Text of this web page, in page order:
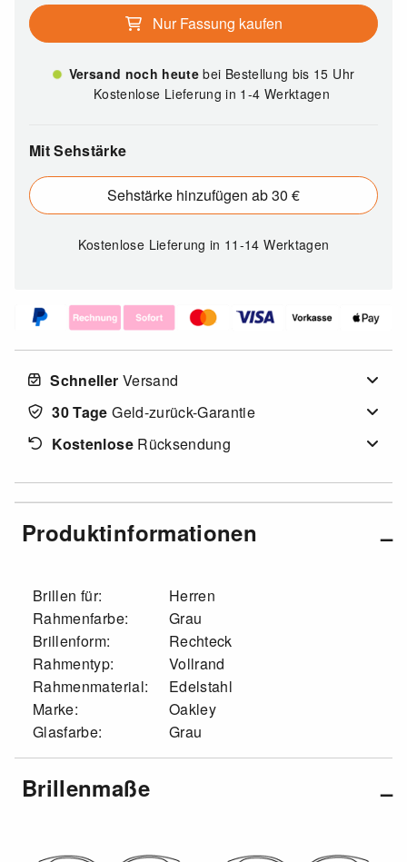
Nur Fassung kaufen
Versand noch heutebei Bestellung bis 15 Uhr
Kostenlose Lieferung in 1-4 Werktagen
Mit Sehstärke
Sehstärke hinzufügen ab 30 €
Kostenlose Lieferungin 11-14 Werktagen
Schneller Versand
30 Tage Geld-zurück-Garantie
KostenloseRücksendung
Produktinformationen
Brillen für:
Herren
Rahmenfarbe:
Grau
Brillenform:
Rechteck
Rahmentyp:
Vollrand
Rahmenmaterial:
Edelstahl
Marke:
Oakley
Glasfarbe:
Grau
Brillenmaße